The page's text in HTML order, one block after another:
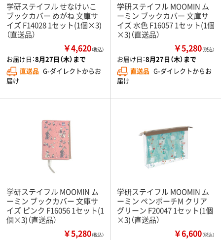
学研ステイフル せなけいこ
ブックカバー めがね 文庫サ
イズ F14028 1セット(1個×3)
（直送品）
￥4,620（税込）
お届け日：8月27日（木）まで
直送品 G-ダイレクトからお
届け
学研ステイフル MOOMIN ム
ーミン ブックカバー 文庫サ
イズ 水色 F16057 1セット(1個
×3)（直送品）
￥5,280（税込）
お届け日：8月27日（木）まで
直送品 G-ダイレクトからお
届け
学研ステイフル MOOMIN ム
ーミン ブックカバー 文庫サ
イズ ピンク F16056 1セット(1
個×3)（直送品）
￥5,280（税込）
学研ステイフル MOOMIN ム
ーミン ペンポーチM クリア
グリーン F20047 1セット(1個
×3)（直送品）
￥6,600（税込）